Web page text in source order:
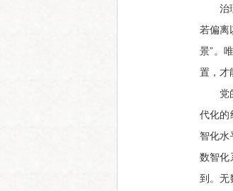
治
若偏离
景”。
置，才
党
代化的
智化
数智化
到。无